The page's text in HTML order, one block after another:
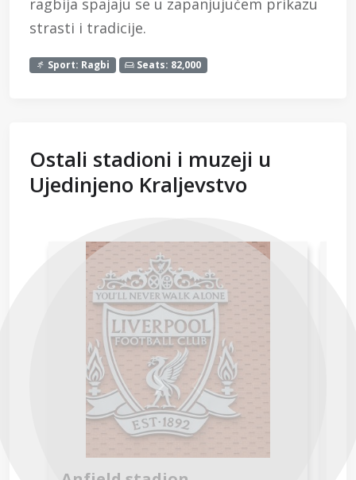
ragbija spajaju se u zapanjujućem prikazu
strasti i tradicije.
Sport: Ragbi Seats: 82,000
Ostali stadioni i muzeji u
Ujedinjeno Kraljevstvo
Previous
Next